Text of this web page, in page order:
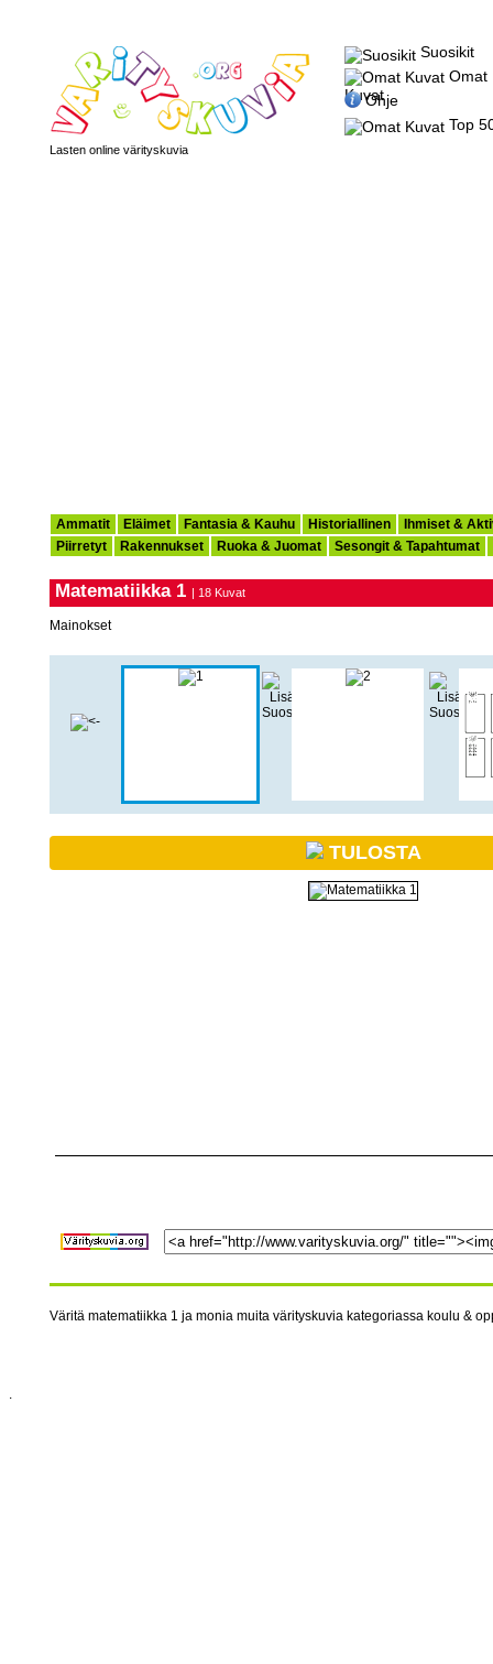
Lasten online värityskuvia
Suosikit
Omat
KuvatOhje
Top
Ammatit Eläimet Fantasia & Kauhu Historiallinen
Ihmiset &
Piirretyt
Rakennukset Ruoka & Juomat Sesongit & Tapahtumat
Matematiikka 1 | 18 Kuvat
Mainokset
TULOSTA
Väritä matematiikka 1 ja monia muita värityskuvia kategoriassa koulu &
.